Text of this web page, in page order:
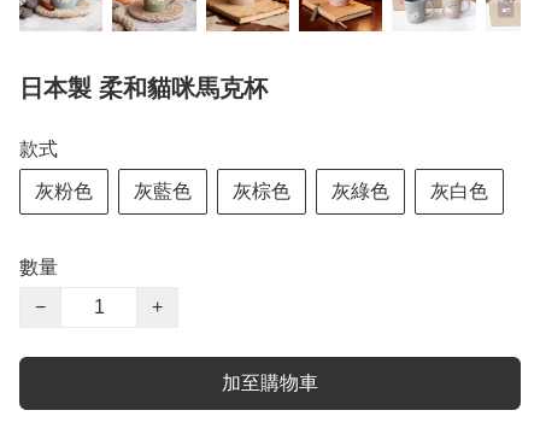
日本製 柔和貓咪馬克杯
款式
灰粉色 灰藍色 灰棕色 灰綠色 灰白色
數量
−
+
加至購物車